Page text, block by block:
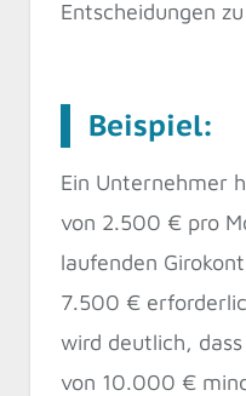
Entscheidungen
Beispiel:
Ein Unternehmer
von 2.500 € pro
laufenden
7.500 €
wird deutlich,
von 10.000 €